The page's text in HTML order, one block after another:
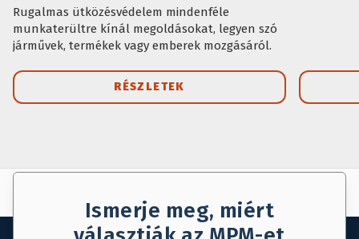
Rugalmas ütközésvédelem mindenféle
munkaterültre kínál megoldásokat, legyen szó
járművek, termékek vagy emberek mozgásáról.
RÉSZLETEK
Ismerje meg, miért